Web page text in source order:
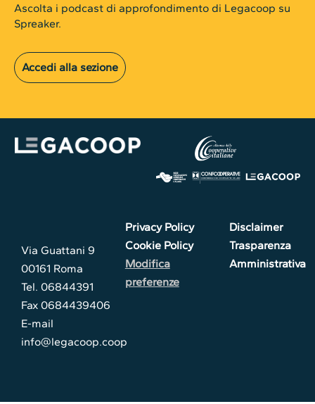
Ascolta i podcast di approfondimento di Legacoop su
Spreaker.
Accedi alla sezione
Via Guattani 9
00161 Roma
Tel. 06844391
Fax 0684439406
E-mail
info@legacoop.coop
Privacy Policy
Cookie Policy
Modifica
preferenze
Disclaimer
Trasparenza
Amministrativa